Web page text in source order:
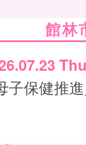
館林
Thu
子保健推